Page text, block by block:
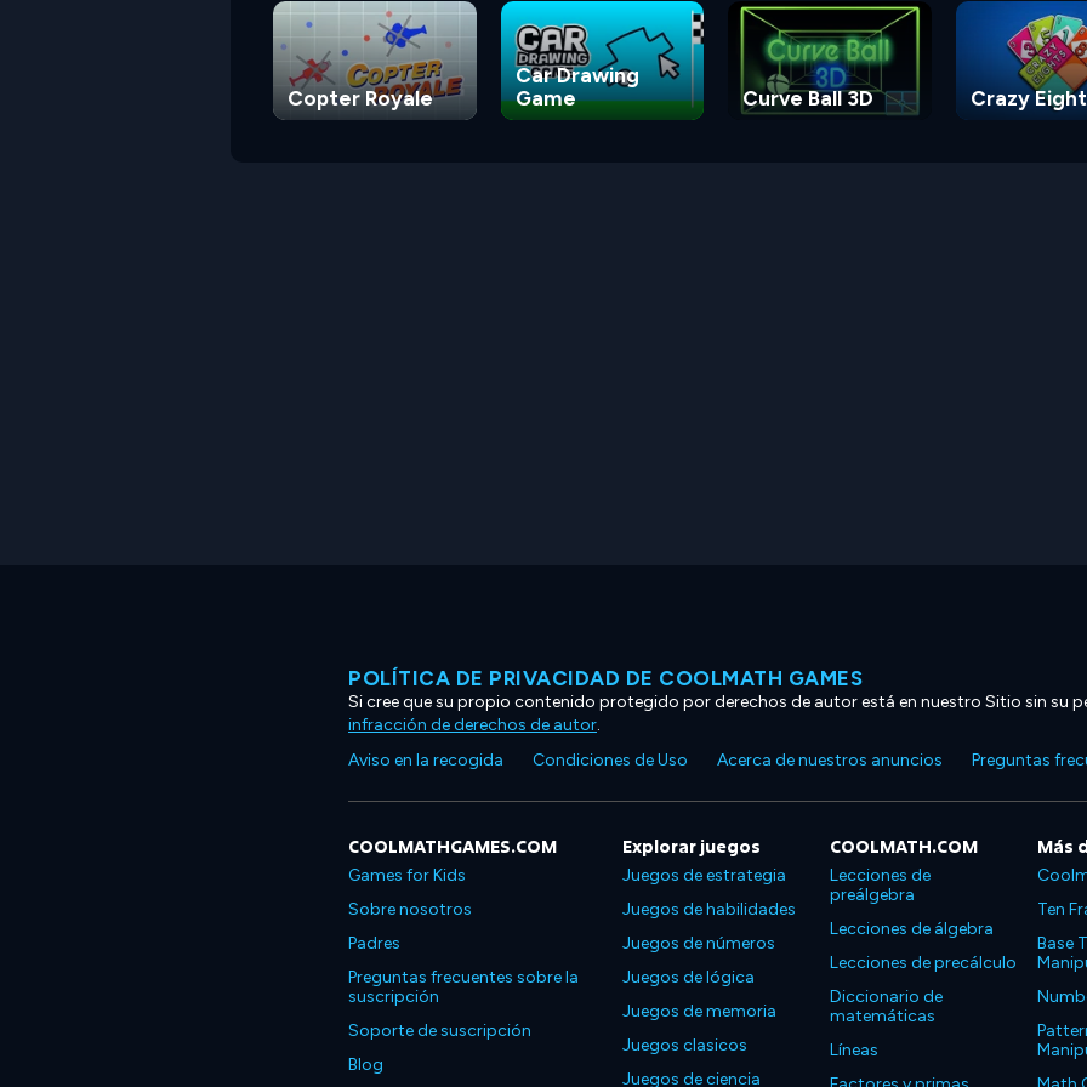
Copter Royale
Car Drawing
Game
Curve Ball 3D Crazy
POLÍTICA DE PRIVACIDAD DE COOLMATH GAMES
Si cree que su propio contenido protegido por derechos de autor está en nuestro Sitio sin su
infracción de derechos de autor.
Aviso en la recogida
Condiciones de Uso Acerca de nuestros anuncios Preguntas
COOLMATHGAMES.COM
Games for Kids
Sobre nosotros
Padres
Preguntas frecuentes sobre la
suscripción
Soporte de suscripción
Blog
Explorar juegos
Juegos de estrategia
Juegos de habilidades
Juegos de números
Juegos de lógica
Juegos de memoria
Juegos clasicos
Juegos de ciencia
COOLMATH.COM
Lecciones de
preálgebra
Lecciones de álgebra
Lecciones de precálculo
Diccionario de
matemáticas
Líneas
Más
Ten
Base